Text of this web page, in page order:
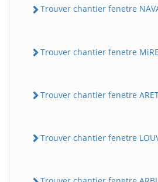
Trouver chantier fenetre
Trouver chantier fenetre
Trouver chantier fenetre
Trouver chantier fenetre